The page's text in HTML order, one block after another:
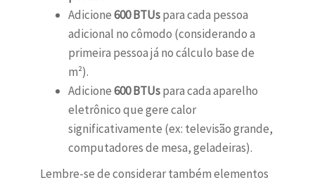
Adicione600 BTUspara cada pessoa
adicional no cômodo (considerando a
primeira pessoa já no cálculo base de
m²).
Adicione600 BTUspara cada aparelho
eletrônico que gere calor
significativamente (ex: televisão grande,
computadores de mesa, geladeiras).
Lembre-se de considerar também elementos